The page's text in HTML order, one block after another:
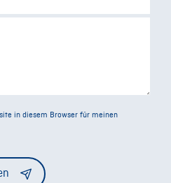
in diesem Browser für meinen